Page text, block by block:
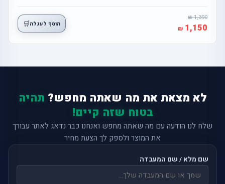
1,390
1,150 הוסף לעגלה🛒
לא מצאת את מה שאתה מחפש? תהיה
בטוח שזה קיים!
שלח לנו הודעה עם מה שאתה מחפש ואנחנו כבר נדאג לאתר עבורך
את המוצר ולספק לך הצעת מחיר
שם מלא / שם המעבדה